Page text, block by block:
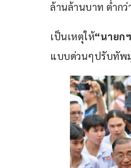
ล้านล้านบาท ต่ำก
เป็นเหตุให้“นายก
แบบด่วนๆปรับทัพมุ่